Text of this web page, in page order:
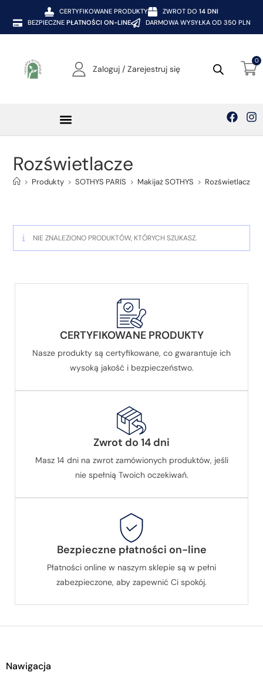
CERTYFIKOWANE PRODUKTY ZWROT DO 14 DNI
BEZPIECZNE PŁATNOŚCI ON-LINE DARMOWA WYSYŁKA OD 350 PLN
Zaloguj / Zarejestruj się
0
Rozświetlacze
> Produkty > SOTHYS PARIS > Makijaż SOTHYS > Rozświetlacze
NIE ZNALEZIONO PRODUKTÓW, KTÓRYCH SZUKASZ.
CERTYFIKOWANE PRODUKTY
Nasze produkty są certyfikowane, co gwarantuje ich
wysoką jakość i bezpieczeństwo.
Zwrot do 14 dni
Masz 14 dni na zwrot zamówionych produktów, jeśli
nie spełnią Twoich oczekiwań.
Bezpieczne płatności on-line
Płatności online w naszym sklepie są w pełni
zabezpieczone, aby zapewnić Ci spokój.
Nawigacja